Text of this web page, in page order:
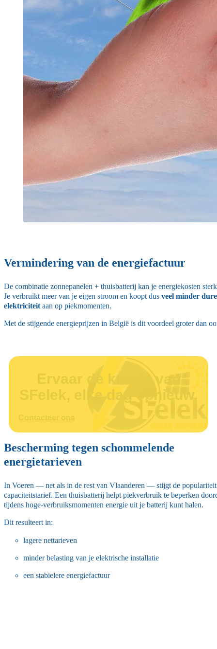
Vermindering van de energiefactuur
De combinatie zonnepanelen + thuisbatterij kan je energiekosten
Je verbruikt meer van je eigen stroom en koopt dus veel minder dure
elektriciteitaan op piekmomenten.
Met de stijgende energieprijzen in België is dit voordeel groter dan
Ervaar de kracht van
SFelek, elke dag opnieuw.
Contacteer ons
Bescherming tegen schommelende
energietarieven
In Voeren — net als in de rest van Vlaanderen — stijgt de
capaciteitstarief. Een thuisbatterij helpt piekverbruik te beperken
tijdens hoge-verbruiksmomenten energie uit je batterij kunt halen.
Dit resulteert in:
lagere nettarieven
minder belasting van je elektrische installatie
een stabielere energiefactuur